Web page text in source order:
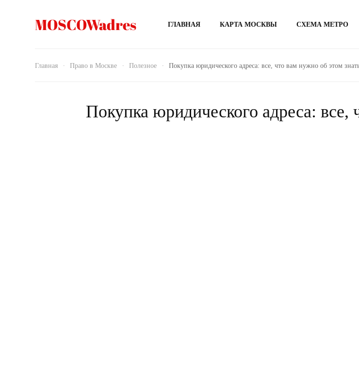
MOSCOWadres ГЛАВНАЯ КАРТА МОСКВЫ СХЕМА МЕТРО
Главная Право в Москве Полезное Покупка юридического адреса: все, что вам нужно об этом
Покупка юридического адреса: все,